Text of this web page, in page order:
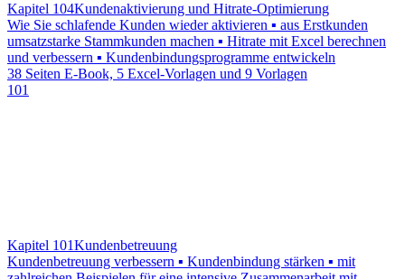
Kapitel 104Kundenaktivierung und Hitrate-Optimierung
Wie Sie schlafende Kunden wieder aktivieren ▪ aus Erstkunden
umsatzstarke Stammkunden machen ▪ Hitrate mit Excel berechnen
und verbessern ▪ Kundenbindungsprogramme entwickeln
38 Seiten E-Book, 5 Excel-Vorlagen und 9 Vorlagen
101
Kapitel 101Kundenbetreuung
Kundenbetreuung verbessern ▪ Kundenbindung stärken ▪ mit